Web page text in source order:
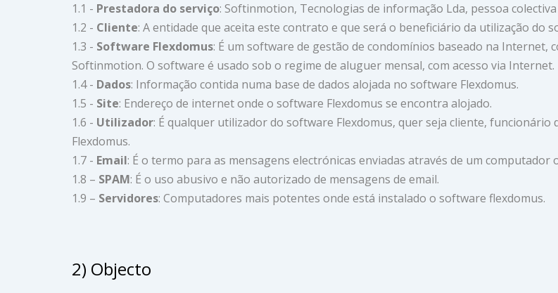
1.1 - Prestadora do serviço: Softinmotion, Tecnologias de informação Lda, pessoa
1.2 - Cliente: A entidade que aceita este contrato e que será o beneficiário da utilização do
1.3 - Software Flexdomus: É um software de gestão de condomínios baseado na Internet,
Softinmotion. O software é usado sob o regime de aluguer mensal, com acesso via Internet.
1.4 - Dados: Informação contida numa base de dados alojada no software Flexdomus.
1.5 - Site: Endereço de internet onde o software Flexdomus se encontra alojado.
1.6 - Utilizador: É qualquer utilizador do software Flexdomus, quer seja cliente,
Flexdomus.
1.7 - Email: É o termo para as mensagens electrónicas enviadas através de um computador
1.8 – SPAM: É o uso abusivo e não autorizado de mensagens de email.
1.9 – Servidores: Computadores mais potentes onde está instalado o software flexdomus.
2) Objecto